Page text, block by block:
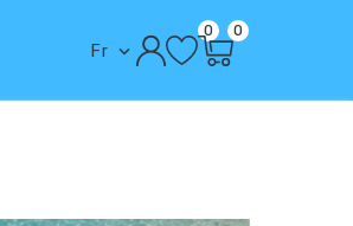
Fr 
0 0